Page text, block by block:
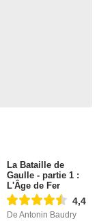
La Bataille de
Gaulle - partie 1 :
L'Âge de Fer
4,4
De Antonin Baudry